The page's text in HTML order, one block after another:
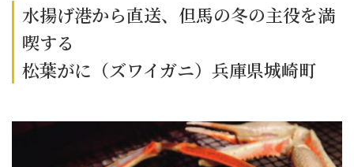
水揚げ港から直送、但馬の冬の主役を満
喫する
松葉がに（ズワイガニ）兵庫県城崎町